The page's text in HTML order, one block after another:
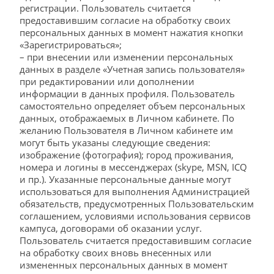
регистрации. Пользователь считается
предоставившим согласие на обработку своих
персональных данных в момент нажатия кнопки
«Зарегистрироваться»;
– при внесении или изменении персональных
данных в разделе «Учетная запись пользователя»
при редактировании или дополнении
информации в данных профиля. Пользователь
самостоятельно определяет объем персональных
данных, отображаемых в Личном кабинете. По
желанию Пользователя в Личном кабинете им
могут быть указаны следующие сведения:
изображение (фотография); город проживания,
номера и логины в мессенджерах (skype, MSN, ICQ
и пр.). Указанные персональные данные могут
использоваться для выполнения Администрацией
обязательств, предусмотренных Пользовательским
соглашением, условиями использования сервисов
кампуса, договорами об оказании услуг.
Пользователь считается предоставившим согласие
на обработку своих вновь внесенных или
измененных персональных данных в момент